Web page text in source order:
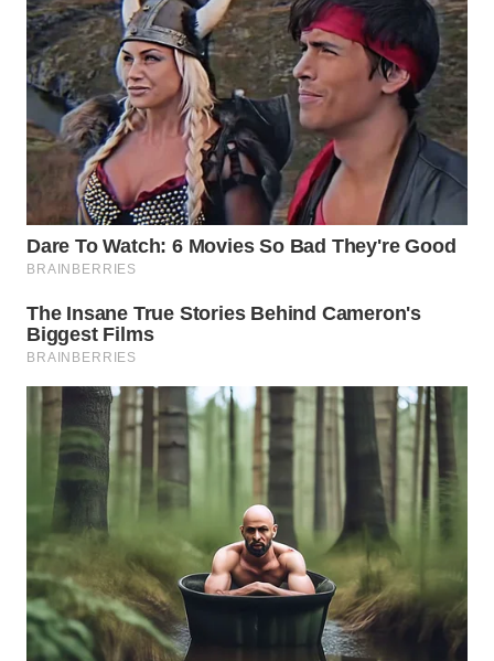
WN
BINTAN
WN
MANDALIKA
WN
LIKUPANG
WN
LABUANBAJO
WN
BORNEO
Wahana
NEWS
WAHANA
TANI